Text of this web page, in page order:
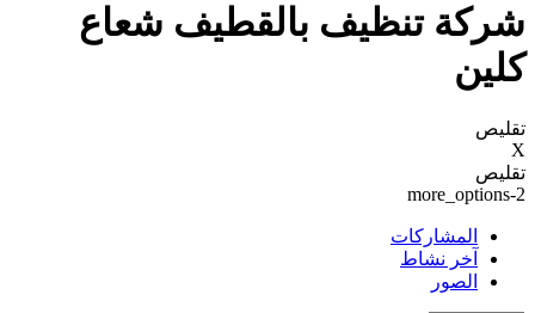
شركة تنظيف بالقطيف شعاع
كلين
تقليص
X
تقليص
more_options-2
المشاركات
آخر نشاط
الصور